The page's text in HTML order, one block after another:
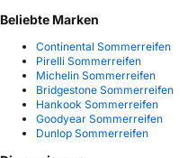
Beliebte Marken
Continental Sommerreifen
Pirelli Sommerreifen
Michelin Sommerreifen
Bridgestone Sommerreifen
Hankook Sommerreifen
Goodyear Sommerreifen
Dunlop Sommerreifen